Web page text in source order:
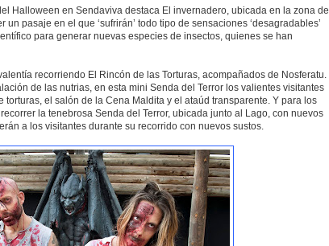
Halloween en Sendaviva destaca El invernadero, ubicada en la zona de
pasaje en el que ‘sufrirán’ todo tipo de sensaciones ‘desagradables’
para generar nuevas especies de insectos, quienes se han
recorriendo El Rincón de las Torturas, acompañados de Nosferatu.
de las nutrias, en esta mini Senda del Terror los valientes visitantes
el salón de la Cena Maldita y el ataúd transparente. Y para los
la tenebrosa Senda del Terror, ubicada junto al Lago, con nuevos
a los visitantes durante su recorrido con nuevos sustos.